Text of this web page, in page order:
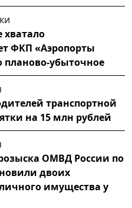
хватало
ФКП «Аэропорты
планово-убыточное
транспортной
на 15 млн рублей
ОМВД России по
двоих
имущества у